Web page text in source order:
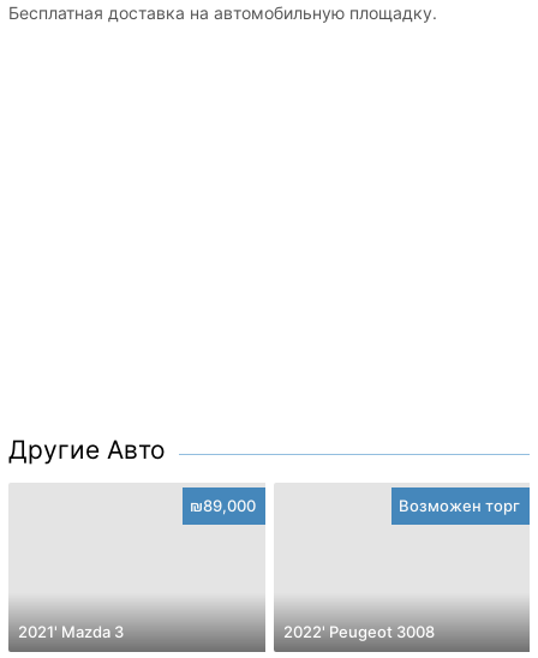
Бесплатная доставка на автомобильную площадку.
Другие Авто
₪89,000
2021' Mazda 3
Возможен торг
2022' Peugeot 3008